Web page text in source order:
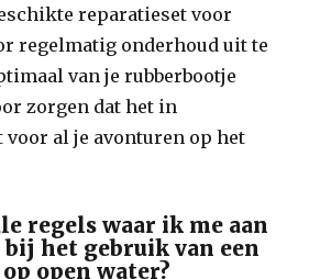
reparatieset voor
regelmatig onderhoud uit te
van je rubberbootje
zorgen dat het in
al je avonturen op het
regels waar ik me aan
het gebruik van een
open water?